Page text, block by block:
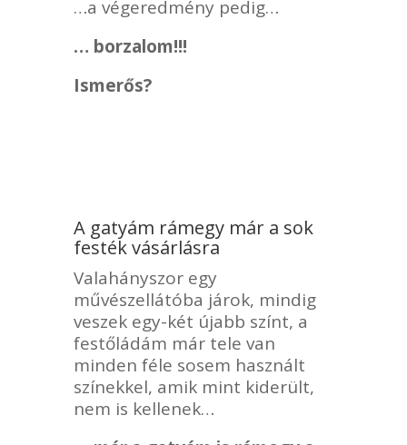
…a végeredmény pedig…
… borzalom!!!
Ismerős?
A gatyám rámegy már a sok
festék vásárlásra
Valahányszor egy
művészellátóba járok, mindig
veszek egy-két újabb színt, a
festőládám már tele van
minden féle sosem használt
színekkel, amik mint kiderült,
nem is kellenek…